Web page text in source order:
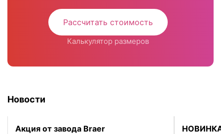
Рассчитать стоимость
Калькулятор размеров
Новости
Акция от завода Braer